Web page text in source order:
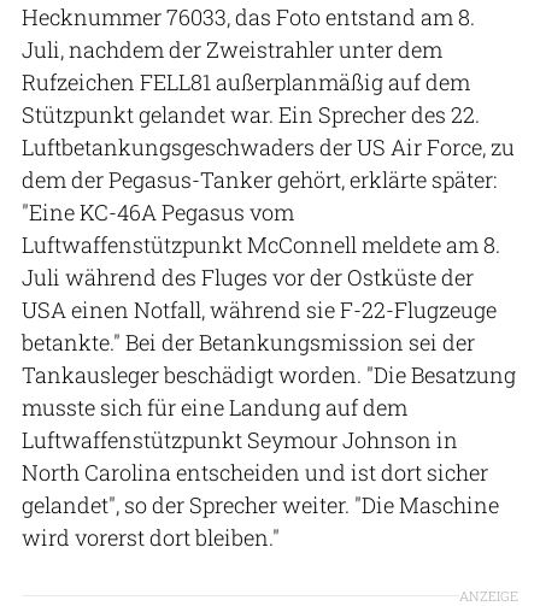
Hecknummer 76033, das Foto entstand am 8.
Juli, nachdem der Zweistrahler unter dem
Rufzeichen FELL81 außerplanmäßig auf dem
Stützpunkt gelandet war. Ein Sprecher des 22.
Luftbetankungsgeschwaders der US Air Force, zu
dem der Pegasus-Tanker gehört, erklärte später:
"Eine KC-46A Pegasus vom
Luftwaffenstützpunkt McConnell meldete am 8.
Juli während des Fluges vor der Ostküste der
USA einen Notfall, während sie F-22-Flugzeuge
betankte." Bei der Betankungsmission sei der
Tankausleger beschädigt worden. "Die Besatzung
musste sich für eine Landung auf dem
Luftwaffenstützpunkt Seymour Johnson in
North Carolina entscheiden und ist dort sicher
gelandet", so der Sprecher weiter. "Die Maschine
wird vorerst dort bleiben."
ANZEIGE